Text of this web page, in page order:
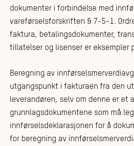
dokumenter i forbindelse med
vareførselsforskriften § 7-5-1.
faktura, betalingsdokumenter,
tillatelser og lisenser er eksempler
Beregning av
utgangspunkt i fakturaen fra den
leverandøren, selv om denne er et
grunnlagsdokumentene som må
innførselsdeklarasjonen for å
for beregning av